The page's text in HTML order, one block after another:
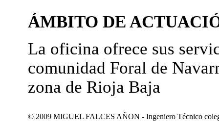
ÁMBITO DE
La oficina ofrece sus
comunidad Foral de
zona de Rioja Baja
© 2009 MIGUEL FALCES AÑON - Ingeniero Técnico